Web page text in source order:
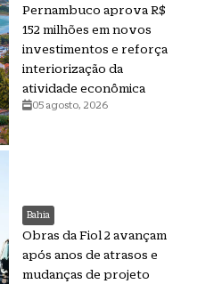
Pernambuco aprova R$
152 milhões em novos
investimentos e reforça
interiorização da
atividade econômica
05 agosto, 2026
Bahia
Obras da Fiol 2 avançam
após anos de atrasos e
mudanças de projeto